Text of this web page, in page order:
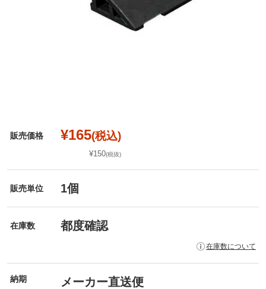
販売価格 ¥165(税込)
¥150(税抜)
販売単位 1個
在庫数 都度確認
在庫数について
納期 メーカー直送便